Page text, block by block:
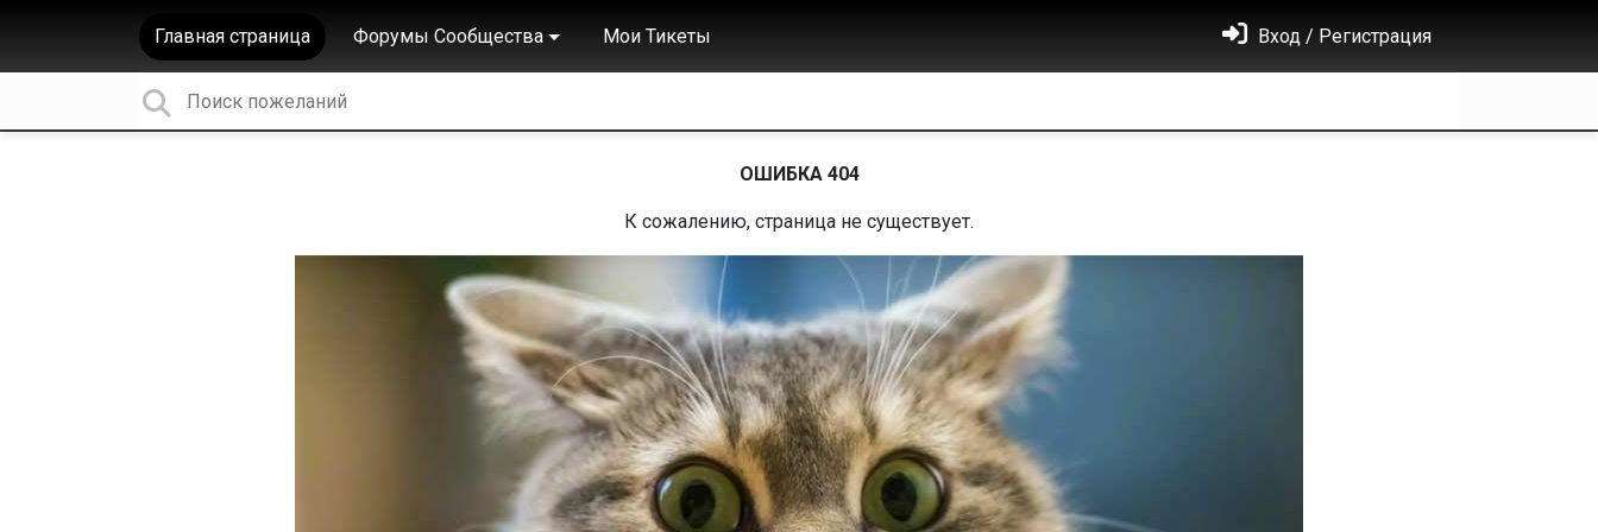
Главная страница Форумы Сообщества Мои Тикеты Вход / Регистрация
ОШИБКА 404
К сожалению, страница не существует.